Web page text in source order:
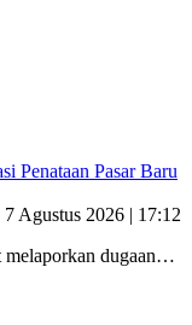
Penataan Pasar Baru
7 Agustus 2026 | 17:12
melaporkan dugaan…